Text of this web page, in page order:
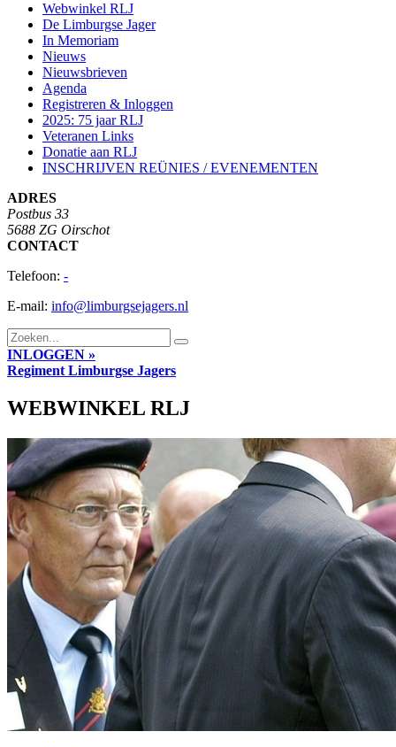
Webwinkel RLJ
De Limburgse Jager
In Memoriam
Nieuws
Nieuwsbrieven
Agenda
Registreren & Inloggen
2025: 75 jaar RLJ
Veteranen Links
Donatie aan RLJ
INSCHRIJVEN REÜNIES / EVENEMENTEN
ADRES
Postbus 33
5688 ZG Oirschot
CONTACT
Telefoon: -
E-mail: info@limburgsejagers.nl
INLOGGEN »
Regiment Limburgse Jagers
WEBWINKEL RLJ